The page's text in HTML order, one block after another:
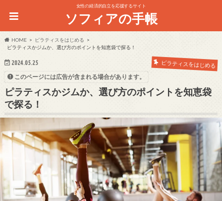
女性の経済的自立を応援するサイト
ソフィアの手帳
HOME
ピラティスをはじめる
ピラティスかジムか、選び方のポイントを知恵袋で探る！
2024.05.25 ピラティスをはじめる
このページには広告が含まれる場合があります。
ピラティスかジムか、選び方のポイントを知恵袋
で探る！